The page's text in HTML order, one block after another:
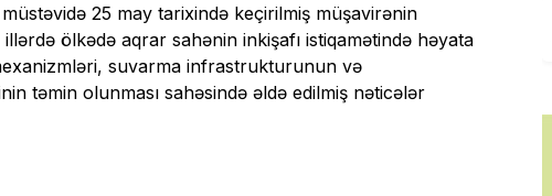
25 may tarixində keçirilmiş müşavirənin
ölkədə aqrar sahənin inkişafı istiqamətində həyata
suvarma infrastrukturunun və
təmin olunması sahəsində əldə edilmiş nəticələr